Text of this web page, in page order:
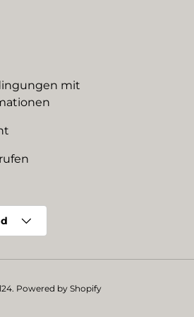
mit
. Powered by Shopify